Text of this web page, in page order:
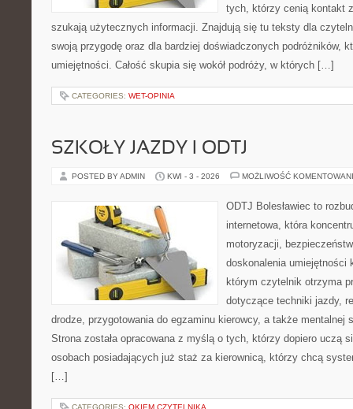
tych, którzy cenią kontakt
szukają użytecznych informacji. Znajdują się tu teksty dla
swoją przygodę oraz dla bardziej doświadczonych podróżników,
umiejętności. Całość skupia się wokół podróży, w których […]
CATEGORIES: WET-OPINIA
SZKOŁY JAZDY I ODTJ
POSTED BY ADMIN KWI - 3 - 2026 MOŻLIWOŚĆ
ODTJ Bolesławiec to
internetowa, która
motoryzacji,
doskonalenia umiejętności
którym czytelnik otrzyma
dotyczące techniki jazdy,
drodze, przygotowania do egzaminu kierowcy, a także mentalnej
Strona została opracowana z myślą o tych, którzy dopiero uczą
osobach posiadających już staż za kierownicą, którzy chcą
[…]
CATEGORIES: OKIEM CZYTELNIKA